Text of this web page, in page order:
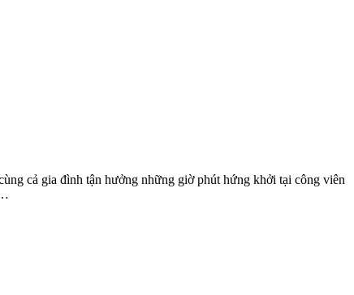
cả gia đình tận hưởng những giờ phút hứng khởi tại công viên